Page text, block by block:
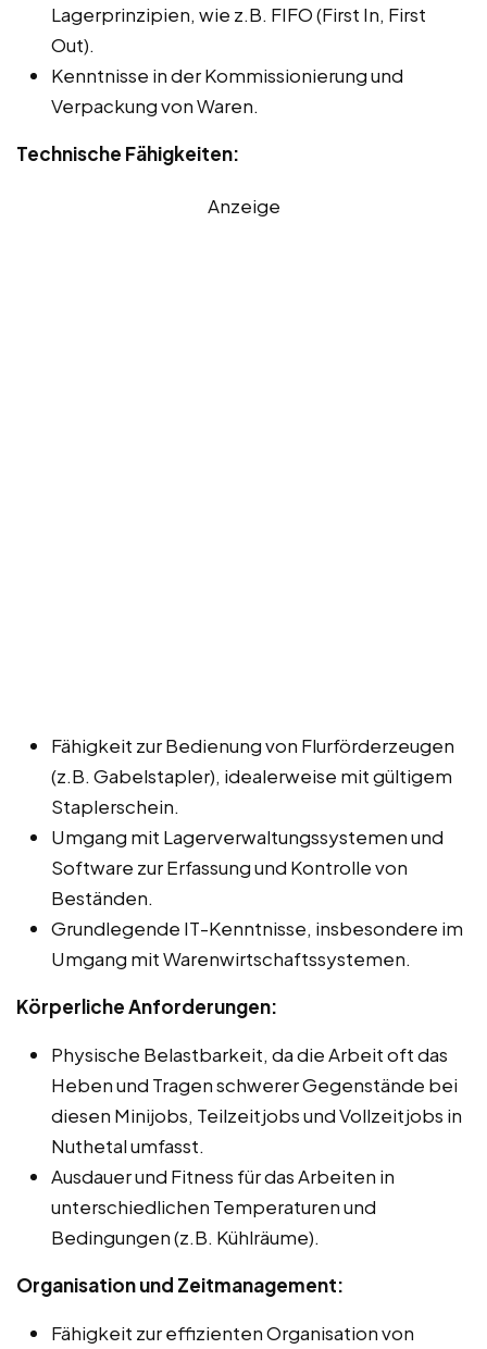
Lagerprinzipien, wie z.B. FIFO (First In, First
Out).
Kenntnisse in der Kommissionierung und
Verpackung von Waren.
Technische Fähigkeiten:
Anzeige
Fähigkeit zur Bedienung von Flurförderzeugen
(z.B. Gabelstapler), idealerweise mit gültigem
Staplerschein.
Umgang mit Lagerverwaltungssystemen und
Software zur Erfassung und Kontrolle von
Beständen.
Grundlegende IT-Kenntnisse, insbesondere im
Umgang mit Warenwirtschaftssystemen.
Körperliche Anforderungen:
Physische Belastbarkeit, da die Arbeit oft das
Heben und Tragen schwerer Gegenstände bei
diesen Minijobs, Teilzeitjobs und Vollzeitjobs in
Nuthetal umfasst.
Ausdauer und Fitness für das Arbeiten in
unterschiedlichen Temperaturen und
Bedingungen (z.B. Kühlräume).
Organisation und Zeitmanagement:
Fähigkeit zur effizienten Organisation von